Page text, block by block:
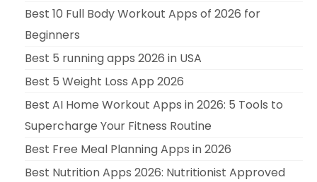
Best 10 Full Body Workout Apps of 2026 for
Beginners
Best 5 running apps 2026 in USA
Best 5 Weight Loss App 2026
Best AI Home Workout Apps in 2026: 5 Tools to
Supercharge Your Fitness Routine
Best Free Meal Planning Apps in 2026
Best Nutrition Apps 2026: Nutritionist Approved